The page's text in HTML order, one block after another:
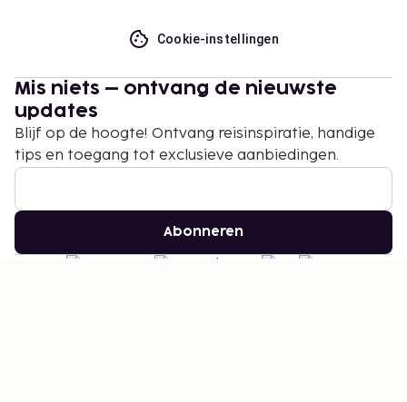
Cookie-instellingen
Mis niets – ontvang de nieuwste
updates
Blijf op de hoogte! Ontvang reisinspiratie, handige
tips en toegang tot exclusieve aanbiedingen.
Abonneren